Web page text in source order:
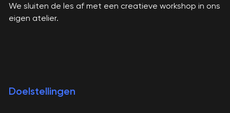
We sluiten de les af met een creatieve workshop in ons
eigen atelier.
Doelstellingen